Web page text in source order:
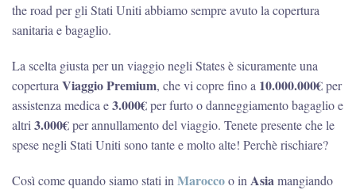
the road per gli Stati Uniti abbiamo sempre avuto la copertura
sanitaria e bagaglio.
La scelta giusta per un viaggio negli States è sicuramente una
copertura Viaggio Premium, che vi copre fino a 10.000.000€per
assistenza medica e3.000€per furto o danneggiamento bagaglio e
altri 3.000€per annullamento del viaggio. Tenete presente che le
spese negli Stati Uniti sono tante e molto alte! Perchè rischiare?
Così come quando siamo stati in Maroccoo in Asia mangiando